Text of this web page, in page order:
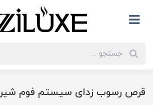
قرص رسوب زدای سیستم فوم شیر